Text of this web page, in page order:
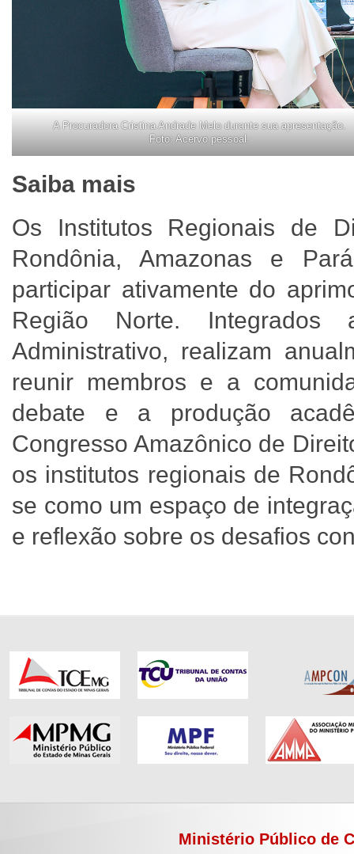
A Procuradora Cristina Andrade Melo durante sua apresentação.
Foto: Acervo pessoal.
Saiba mais
Os Institutos Regionais de
Rondônia, Amazonas e
participar ativamente do
Região Norte.
Administrativo, realizam
reunir membros e a
debate e a produção
Congresso Amazônico de
os institutos regionais de
se como um espaço de
e reflexão sobre os desafios
Ministério Público de